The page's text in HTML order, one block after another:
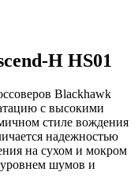
H HS01
Blackhawk
с высокими
стиле вождения
надежностью
на сухом и мокром
шумов и